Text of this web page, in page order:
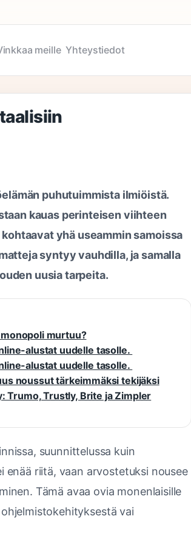
meille Yhteystiedot
puhutuimmista ilmiöistä.
kauas perinteisen viihteen
yhä useammin samoissa
syntyy vauhdilla, ja samalla
uusia tarpeita.
murtuu?
alustat uudelle tasolle.
alustat uudelle tasolle.
noussut tärkeimmäksi tekijäksi
Trumo, Trustly, Brite ja Zimpler
suunnittelussa kuin
enää riitä, vaan arvostetuksi nousee
Tämä avaa ovia monenlaisille
vai